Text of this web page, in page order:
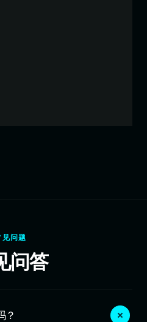
见问题
问答
？